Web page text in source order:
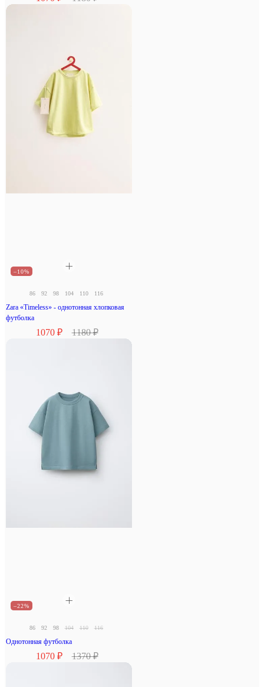
–10%
86 92 98 104 110 116
Zara «Timeless» - однотонная хлопковая
футболка
1070 ₽ 1180 ₽
–22%
86 92 98 104 110 116
Однотонная футболка
1070 ₽ 1370 ₽